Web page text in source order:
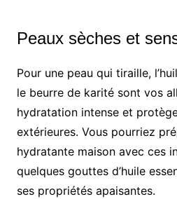
Peaux sèches et
Pour une peau qui tiraille,
le beurre de karité sont vos
hydratation intense et
extérieures. Vous pourriez
hydratante maison avec ces
quelques gouttes d’huile
ses propriétés apaisantes.